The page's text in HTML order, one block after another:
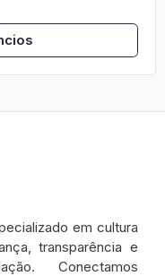
em cultura
transparência e
Conectamos